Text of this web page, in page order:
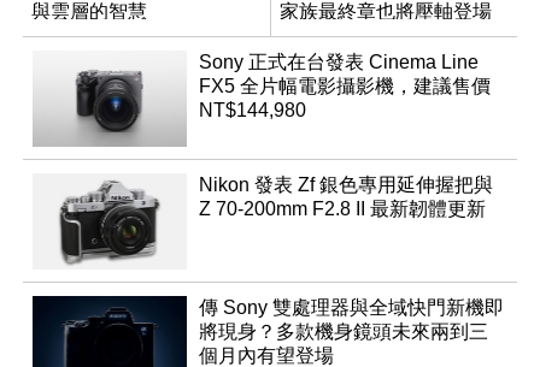
與雲層的智慧
App「Atmos」登場
家族最終章也將壓軸登場
Sony 正式在台發表 Cinema Line
FX5 全片幅電影攝影機，建議售價
NT$144,980
Nikon 發表 Zf 銀色專用延伸握把與
Z 70-200mm F2.8 II 最新韌體更新
傳 Sony 雙處理器與全域快門新機即
將現身？多款機身鏡頭未來兩到三
個月內有望登場